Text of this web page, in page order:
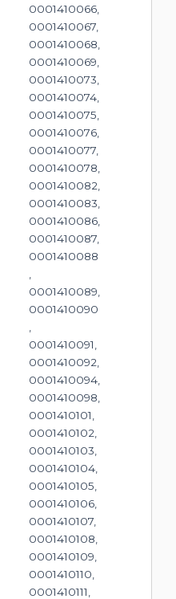
0001410066,
0001410067,
0001410068,
0001410069,
0001410073,
0001410074,
0001410075,
0001410076,
0001410077,
0001410078,
0001410082,
0001410083,
0001410086,
0001410087,
0001410088
0001410089,
0001410090
0001410091,
0001410092,
0001410094,
0001410098,
0001410101,
0001410102,
0001410103,
0001410104,
0001410105,
0001410106,
0001410107,
0001410108,
0001410109,
0001410110,
0001410111,